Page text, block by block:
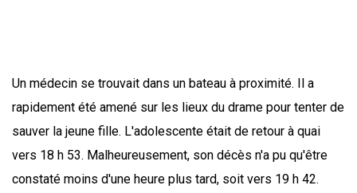
Un médecin se trouvait dans un bateau à proximité. Il a
rapidement été amené sur les lieux du drame pour tenter de
sauver la jeune fille. L'adolescente était de retour à quai
vers 18 h 53. Malheureusement, son décès n'a pu qu'être
constaté moins d'une heure plus tard, soit vers 19 h 42.